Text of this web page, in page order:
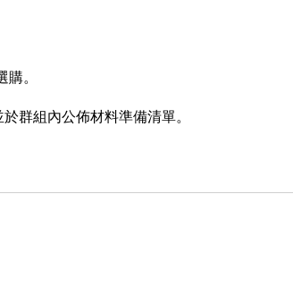
。
群組內公佈材料準備清單。